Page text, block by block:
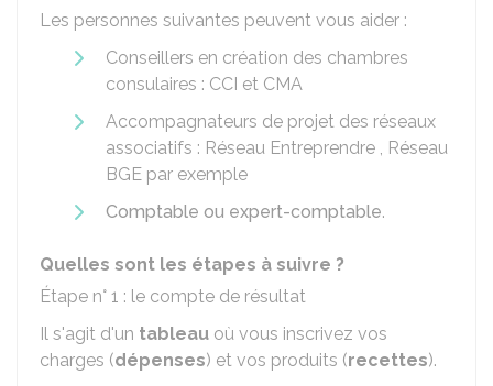
Les personnes suivantes peuvent vous aider :
Conseillers en création des chambres
consulaires : CCI et CMA
Accompagnateurs de projet des réseaux
associatifs : Réseau Entreprendre , Réseau
BGE par exemple
Comptable ou expert-comptable.
Quelles sont les étapes à suivre ?
Étape n° 1 : le compte de résultat
Il s'agit d'un tableau où vous inscrivez vos
charges (dépenses) et vos produits (recettes).